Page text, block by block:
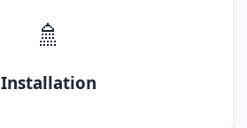
🚿
Installation